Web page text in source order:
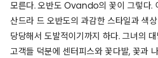
모른다. 오반도 Ovando의 꽃이 그렇다.
산드라 드 오반도의 과감한 스타일과 색
당당해서 도발적이기까지 하다. 그녀의
고객들 덕분에 센터피스와 꽃다발, 꽃과